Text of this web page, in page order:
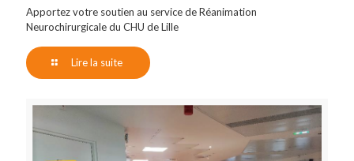
Apportez votre soutien au service de Réanimation
Neurochirurgicale du CHU de Lille
Lire la suite